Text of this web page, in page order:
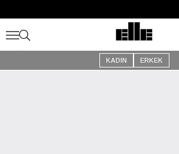
Kargo Ücretsiz!
KADIN ERKEK